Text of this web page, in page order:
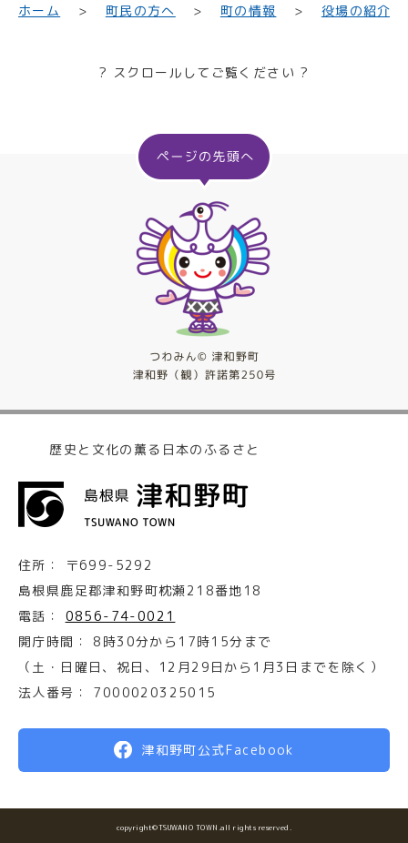
ホーム 町民の方へ 町の情報 役場の紹介
? スクロールしてご覧ください ?
歴史と文化の薫る日本のふるさと
住所：
〒699-5292
島根県鹿足郡津和野町枕瀬218番地18
電話：
0856-74-0021
開庁時間：
8時30分から17時15分まで
（土・日曜日、祝日、12月29日から1月3日までを除く）
法人番号：
7000020325015
津和野町公式Facebook
copyright©TSUWANO TOWN.all rights reserved.